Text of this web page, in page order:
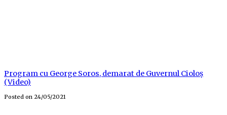
Program cu George Soros, demarat de Guvernul Cioloș
(Video)
Posted on 24/05/2021